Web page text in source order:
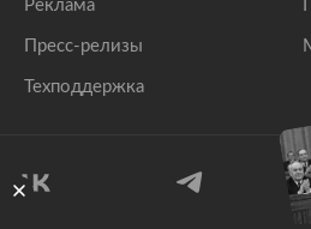
Реклама
Пресс-релизы
Техподдержка